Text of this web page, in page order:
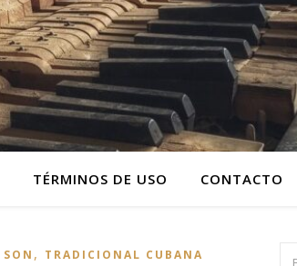
TÉRMINOS DE USO CONTACTO
SON , TRADICIONAL CUBANA